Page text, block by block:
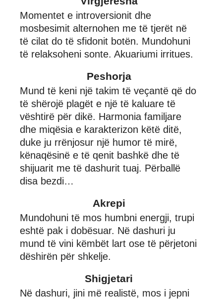
Momentet e introversionit dhe
mosbesimit alternohen me të tjerët në
të cilat do të sfidonit botën. Mundohuni
të relaksoheni sonte. Akuariumi irritues.
Peshorja
Mund të keni një takim të veçantë që do
të shërojë plagët e një të kaluare të
vështirë për dikë. Harmonia familjare
dhe miqësia e karakterizon këtë ditë,
duke ju rrënjosur një humor të mirë,
kënaqësinë e të qenit bashkë dhe të
shijuarit me të dashurit tuaj. Përballë
disa bezdi…
Akrepi
Mundohuni të mos humbni energji, trupi
eshtë pak i dobësuar. Në dashuri ju
mund të vini këmbët lart ose të përjetoni
dëshirën për shkelje.
Shigjetari
Në dashuri, jini më realistë, mos i jepni